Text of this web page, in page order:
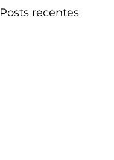
Posts recentes